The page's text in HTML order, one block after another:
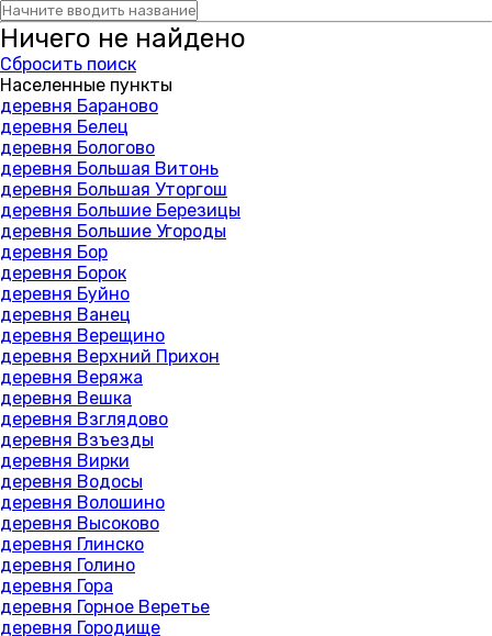
Ничего не найдено
Сбросить поиск
Населенные пункты
деревня Бараново
деревня Белец
деревня Бологово
деревня Большая Витонь
деревня Большая Уторгош
деревня Большие Березицы
деревня Большие Угороды
деревня Бор
деревня Борок
деревня Буйно
деревня Ванец
деревня Верещино
деревня Верхний Прихон
деревня Веряжа
деревня Вешка
деревня Взглядово
деревня Взъезды
деревня Вирки
деревня Водосы
деревня Волошино
деревня Высоково
деревня Глинско
деревня Голино
деревня Гора
деревня Горное Веретье
деревня Городище